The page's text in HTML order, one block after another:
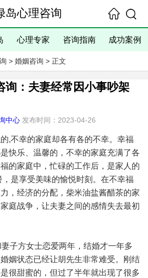
岛心理咨询
心理专家 咨询指南 成功案例
> 婚姻咨询 > 正文
询：夫妻经常因小事吵架
中心发布时间：2023-04-26
,不幸的家庭却各有各的不幸。幸福
快乐、温馨的，不幸的家庭充满了各
的家庭中，忙碌的工作后，是家人的
是享受美味的愉悦时刻。在不幸福
，经济的分配，柴米油盐酱醋茶的家
庭战争，让夫妻之间的感情失去最初
子方女士恋爱两年，结婚才一年多
姻状态已经让胡先生非常难受。刚结
很甜蜜的，但过了半年就出现了很多